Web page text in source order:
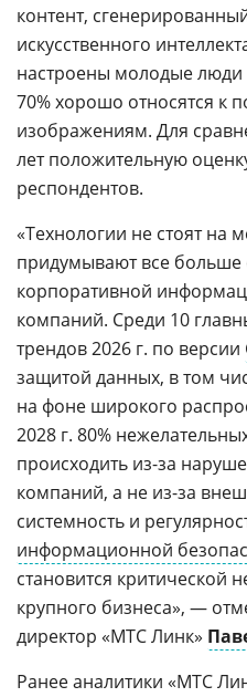
контент,
искусственного
настроены молодые люди
70% хорошо относятся к
изображениям. Для
лет положительную
респондентов.
«Технологии не стоят на
придумывают все больше
корпоративной
компаний. Среди 10
трендов 2026 г. по версии
защитой данных, в том
на фоне широкого
2028 г. 80%
происходить из-за
компаний, а не из-за
системность и
информационной
становится критической
крупного бизнеса», —
директор «МТС Линк»
Ранее аналитики «МТС